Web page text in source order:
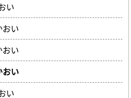
い
い
い
おい
い